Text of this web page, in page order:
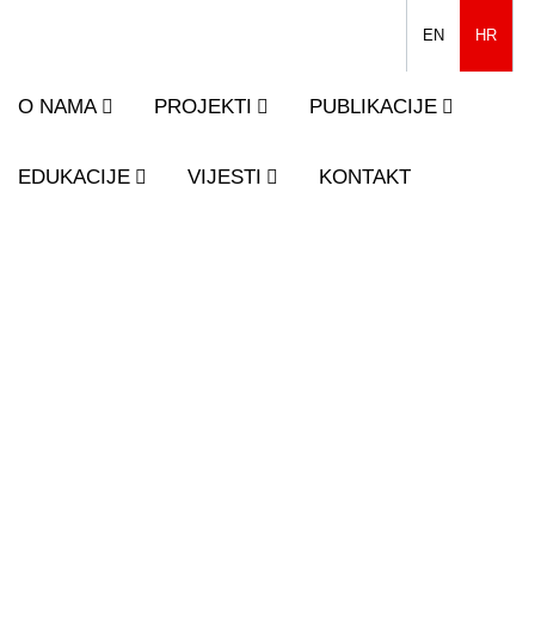
EN HR
O NAMA PROJEKTI PUBLIKACIJE
EDUKACIJE VIJESTI KONTAKT